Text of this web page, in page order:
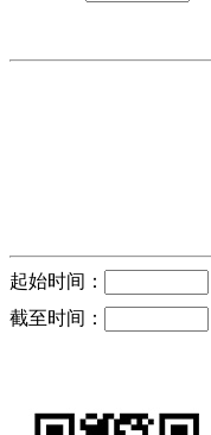
起始时间：
截至时间：